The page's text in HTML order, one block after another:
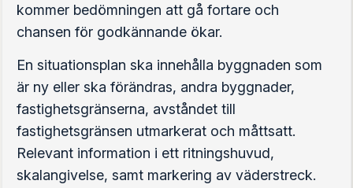
kommer bedömningen att gå fortare och
chansen för godkännande ökar.
En situationsplan ska innehålla byggnaden som
är ny eller ska förändras, andra byggnader,
fastighetsgränserna, avståndet till
fastighetsgränsen utmarkerat och måttsatt.
Relevant information i ett ritningshuvud,
skalangivelse, samt markering av väderstreck.